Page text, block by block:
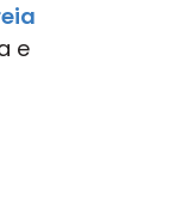
e